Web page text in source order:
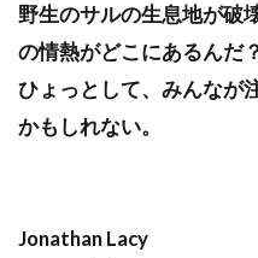
野生のサルの生息地が破
の情熱がどこにあるんだ？
ひょっとして、みんなが
かもしれない。
Jonathan Lacy